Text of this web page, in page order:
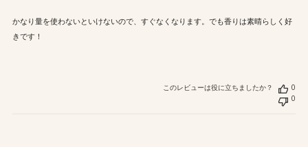
かなり量を使わないといけないので、すぐなくなります。でも香りは素晴らしく好
きです！
このレビューは役に立ちましたか？
0
0